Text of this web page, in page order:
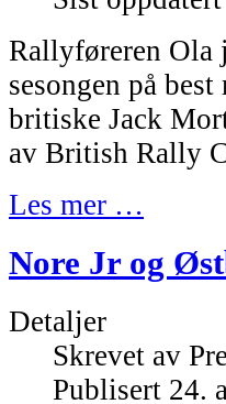
Rallyføreren Ola
sesongen på
britiske Jack
av British Rally
Les mer …
Nore Jr og
Detaljer
Skrevet av
Publisert 24.